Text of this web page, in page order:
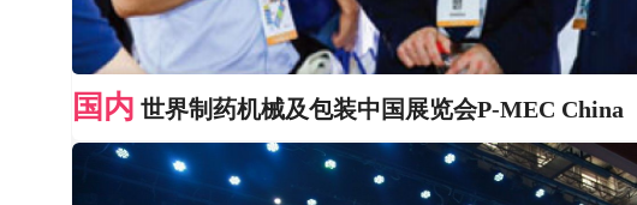
国内 世界制药机械及包装中国展览会P-MEC China